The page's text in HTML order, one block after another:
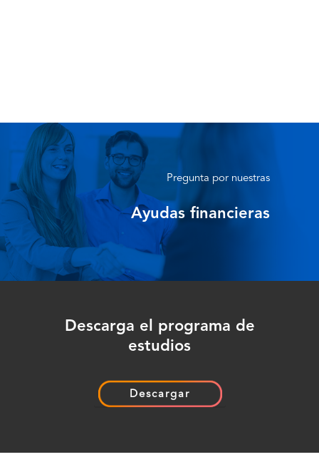
Pregunta por nuestras
Ayudas financieras
Descarga el programa de
estudios
Descargar